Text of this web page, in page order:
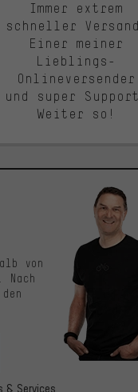
Immer extrem
schneller
Einer meiner
Lieblings-
Onlineversender
und super
Weiter so!
& Services
von
Nach